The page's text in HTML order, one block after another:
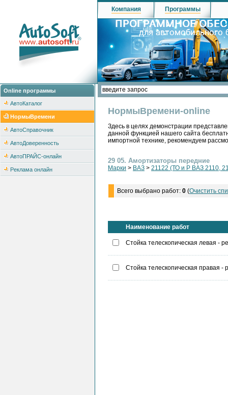
Online программы
АвтоКаталог
НормыВремени
АвтоСправочник
АвтоДоверенность
АвтоПРАЙС-онлайн
Реклама онлайн
Компания Программы
НормыВремени-online
Здесь в целях демонстрации
данной функцией нашего сайта
импортной технике, рекомендуем
29 05. Амортизаторы передние
Марки > ВАЗ > 21122 (ТО и Р ВАЗ 2110,
Всего выбрано работ: 0 (Очистить
Наименование работ
Стойка телескопическая левая -
Стойка телескопическая правая -